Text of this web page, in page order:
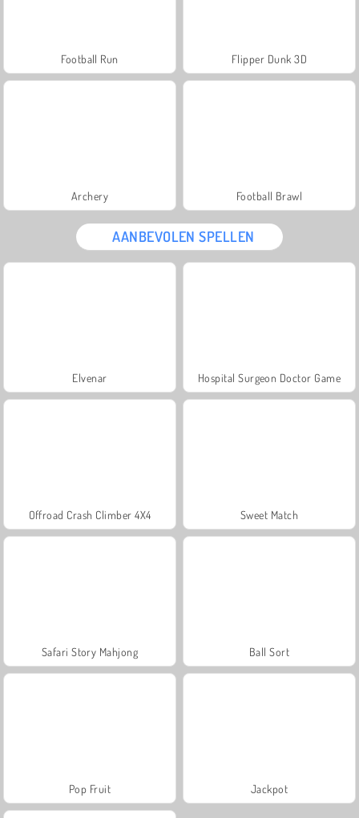
Football Run Flipper Dunk 3D
Archery Football Brawl
AANBEVOLEN SPELLEN
Elvenar Hospital Surgeon Doctor Game
Offroad Crash Climber 4X4 Sweet Match
Safari Story Mahjong Ball Sort
Pop Fruit Jackpot